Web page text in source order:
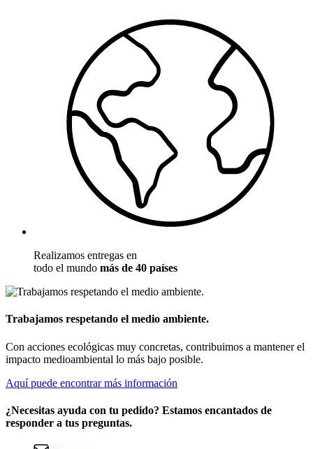
Realizamos entregas en
todo el mundo más de 40 países
Trabajamos respetando el medio ambiente.
Con acciones ecológicas muy concretas, contribuimos a mantener el
impacto medioambiental lo más bajo posible.
Aquí puede encontrar más información
¿Necesitas ayuda con tu pedido? Estamos encantados de
responder a tus preguntas.